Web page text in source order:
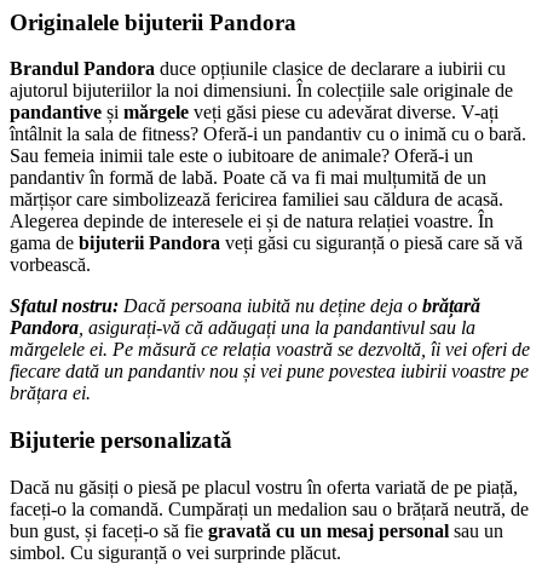
Originalele bijuterii Pandora
Brandul Pandora duce opțiunile clasice de declarare a iubirii cu
ajutorul bijuteriilor la noi dimensiuni. În colecțiile sale originale de
pandantive și mărgele veți găsi piese cu adevărat diverse. V-ați
întâlnit la sala de fitness? Oferă-i un pandantiv cu o inimă cu o bară.
Sau femeia inimii tale este o iubitoare de animale? Oferă-i un
pandantiv în formă de labă. Poate că va fi mai mulțumită de un
mărțișor care simbolizează fericirea familiei sau căldura de acasă.
Alegerea depinde de interesele ei și de natura relației voastre. În
gama de bijuterii Pandora veți găsi cu siguranță o piesă care să vă
vorbească.
Sfatul nostru: Dacă persoana iubită nu deține deja o brățară
Pandora , asigurați-vă că adăugați una la pandantivul sau la
mărgelele ei. Pe măsură ce relația voastră se dezvoltă, îi vei oferi de
fiecare dată un pandantiv nou și vei pune povestea iubirii voastre pe
brățara ei.
Bijuterie personalizată
Dacă nu găsiți o piesă pe placul vostru în oferta variată de pe piață,
faceți-o la comandă. Cumpărați un medalion sau o brățară neutră, de
bun gust, și faceți-o să fie gravată cu un mesaj personal sau un
simbol. Cu siguranță o vei surprinde plăcut.